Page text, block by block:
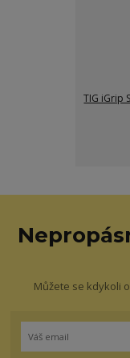
TIG iGrip
Můžete se kdykoli